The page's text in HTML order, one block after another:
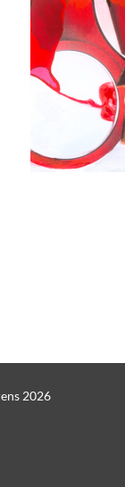
2026